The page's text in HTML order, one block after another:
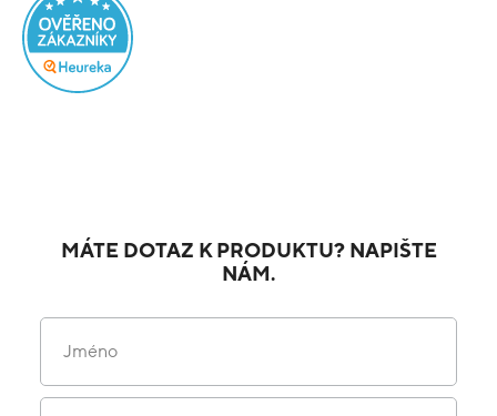
MÁTE DOTAZ K PRODUKTU? NAPIŠTE
NÁM.
Jméno